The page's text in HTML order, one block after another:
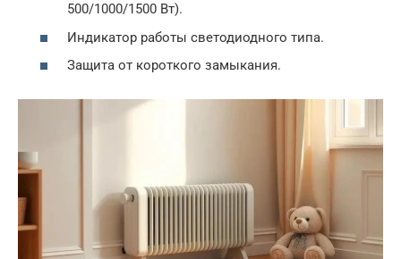
500/1000/1500 Вт).
Индикатор работы светодиодного типа.
Защита от короткого замыкания.